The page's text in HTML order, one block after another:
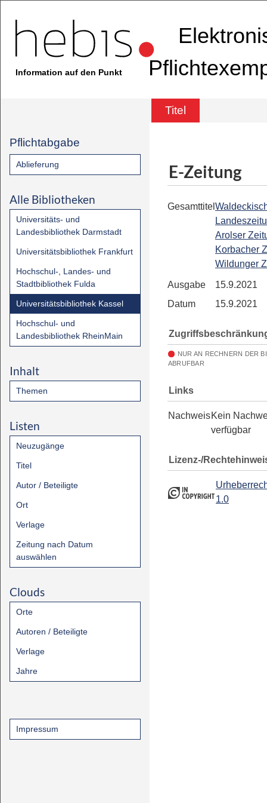
Information auf den Punkt
Titel
Pflichtabgabe
Ablieferung
Alle Bibliotheken
Universitäts- und
Landesbibliothek Darmstadt
Universitätsbibliothek Frankfurt
Hochschul-, Landes- und
Stadtbibliothek Fulda
Universitätsbibliothek Kassel
Hochschul- und
Landesbibliothek RheinMain
Inhalt
Themen
Listen
Neuzugänge
Titel
Autor / Beteiligte
Ort
Verlage
Zeitung nach Datum
auswählen
Clouds
Orte
Autoren / Beteiligte
Verlage
Jahre
Impressum
E-Zeitung
Gesamttitel
Arolser
Korbacher
Wildunger
Ausgabe
15.9.2021
Datum
15.9.2021
NUR AN RECHNERN DER
ABRUFBAR
Links
NachweisKein
verfügbar
Lizenz-/
1.0